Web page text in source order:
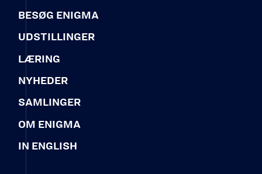
BESØG ENIGMA
UDSTILLINGER
LÆRING
NYHEDER
SAMLINGER
OM ENIGMA
IN ENGLISH